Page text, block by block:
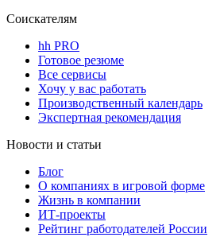
Соискателям
hh PRO
Готовое резюме
Все сервисы
Хочу у вас работать
Производственный календарь
Экспертная рекомендация
Новости и статьи
Блог
О компаниях в игровой форме
Жизнь в компании
ИТ-проекты
Рейтинг работодателей России